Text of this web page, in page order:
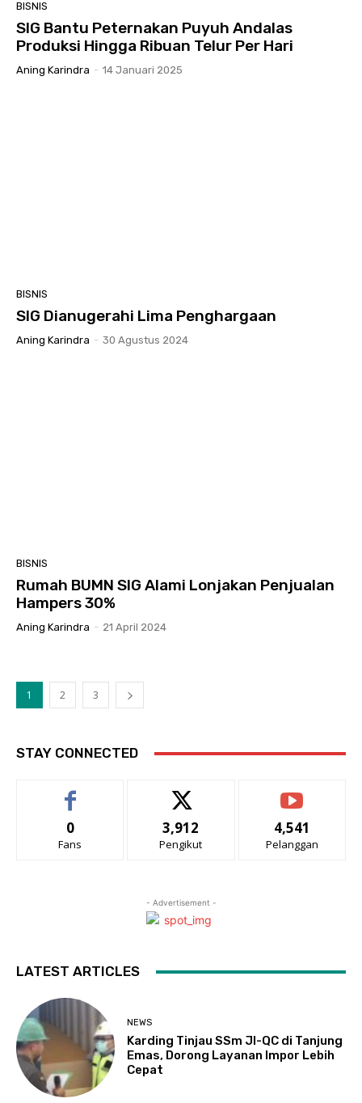
BISNIS
SIG Bantu Peternakan Puyuh Andalas
Produksi Hingga Ribuan Telur Per Hari
Aning Karindra - 14 Januari 2025
BISNIS
SIG Dianugerahi Lima Penghargaan
Aning Karindra - 30 Agustus 2024
BISNIS
Rumah BUMN SIG Alami Lonjakan Penjualan
Hampers 30%
Aning Karindra - 21 April 2024
1 2 3
STAY CONNECTED
0
Fans
3,912
Pengikut
4,541
Pelanggan
- Advertisement -
LATEST ARTICLES
NEWS
Karding Tinjau SSm JI-QC di Tanjung
Emas, Dorong Layanan Impor Lebih
Cepat